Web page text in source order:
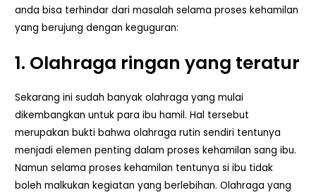
anda bisa terhindar dari masalah selama proses kehamilan
yang berujung dengan keguguran:
1. Olahraga ringan yang teratur
Sekarang ini sudah banyak olahraga yang mulai
dikembangkan untuk para ibu hamil. Hal tersebut
merupakan bukti bahwa olahraga rutin sendiri tentunya
menjadi elemen penting dalam proses kehamilan sang ibu.
Namun selama proses kehamilan tentunya si ibu tidak
boleh malkukan kegiatan yang berlebihan. Olahraga yang